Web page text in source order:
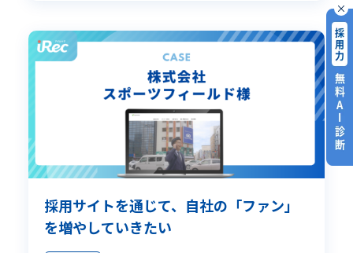
採用サイトを通じて、自社の「ファン」
を増やしていきたい